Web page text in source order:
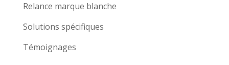
Relance marque blanche
Solutions spécifiques
Témoignages